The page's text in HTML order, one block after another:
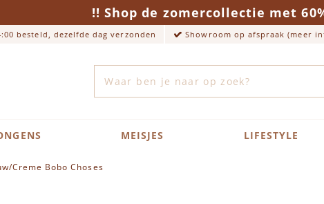
!! Shop de zomercollectie met
besteld, dezelfde dag verzonden Showroom op afspraak (meer
MEISJES LIFESTYLE
Creme Bobo Choses